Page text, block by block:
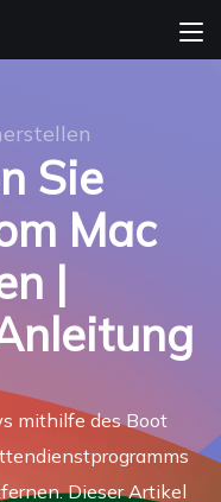
Sie
Mac
|
mithilfe des Boot
Dieser Artikel